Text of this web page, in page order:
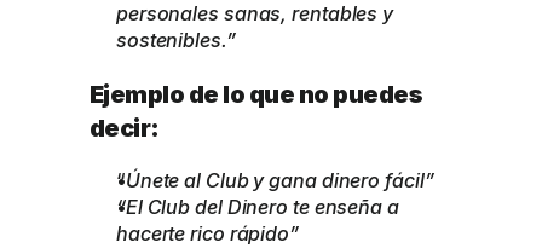
personales sanas, rentables y
sostenibles.”
Ejemplo de lo que no puedes
decir:
“Únete al Club y gana dinero fácil”
“El Club del Dinero te enseña a
hacerte rico rápido”